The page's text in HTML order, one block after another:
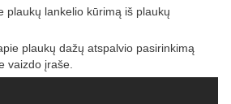
plaukų lankelio kūrimą iš plaukų
plaukų dažų atspalvio pasirinkimą
vaizdo įraše.